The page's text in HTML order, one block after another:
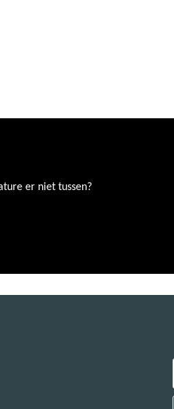
er niet tussen?